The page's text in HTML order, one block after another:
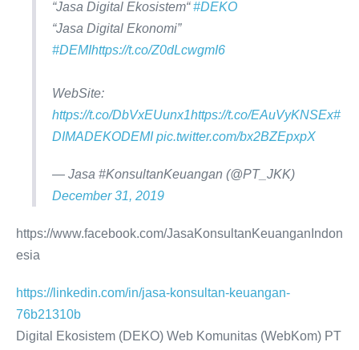
“Jasa Digital Ekosistem“#DEKO
“Jasa Digital Ekonomi”
#DEMIhttps://t.co/Z0dLcwgmI6
WebSite:
https://t.co/DbVxEUunx1https://t.co/EAuVyKNSEx#
DIMADEKODEMI pic.twitter.com/bx2BZEpxpX
— Jasa #KonsultanKeuangan (@PT_JKK)
December 31, 2019
https://www.facebook.com/JasaKonsultanKeuanganIndon
esia
https://linkedin.com/in/jasa-konsultan-keuangan-
76b21310b
Digital Ekosistem (DEKO) Web Komunitas (WebKom) PT